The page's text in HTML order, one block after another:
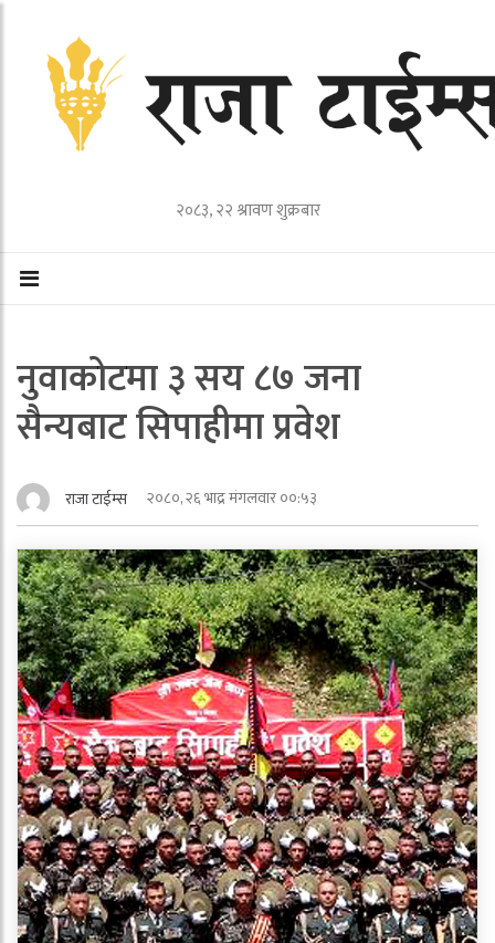
२०८३, २२ श्रावण शुक्रबार
नुवाकोटमा ३ सय ८७ जना
सैन्यबाट सिपाहीमा प्रवेश
राजा टाईम्स २०८०, २६ भाद्र मंगलवार ००:५३